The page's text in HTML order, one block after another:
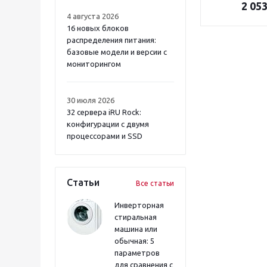
4 августа 2026
16 новых блоков
распределения питания:
базовые модели и версии с
мониторингом
30 июля 2026
32 сервера iRU Rock:
конфигурации с двумя
процессорами и SSD
Статьи Все статьи
Инверторная
стиральная
машина или
обычная: 5
параметров
для сравнения с
2